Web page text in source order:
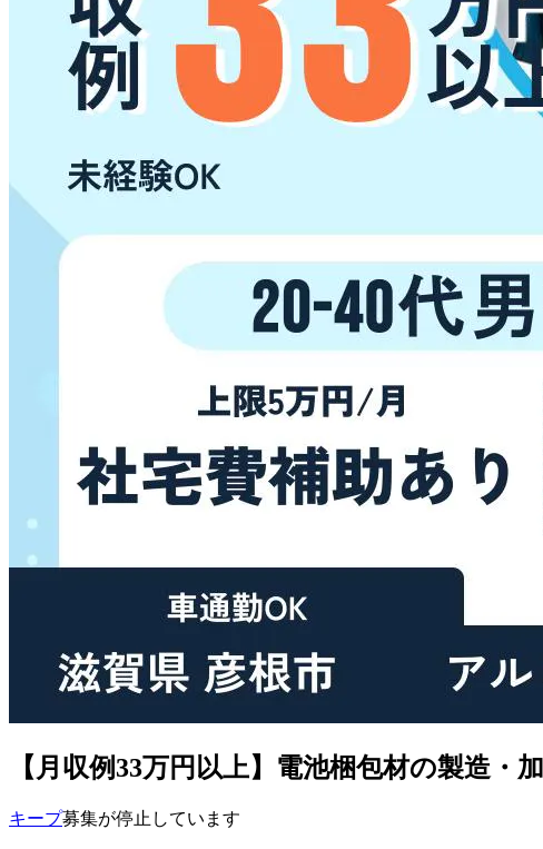
【月収例33万円以上】電池梱包材の製造
キープ募集が停止しています